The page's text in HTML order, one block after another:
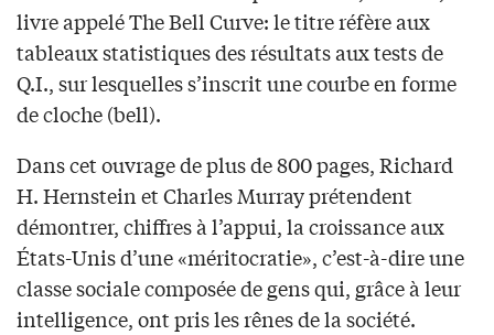
livre appelé The Bell Curve: le titre réfère aux
tableaux statistiques des résultats aux tests de
Q.I., sur lesquelles s’inscrit une courbe en forme
de cloche (bell).
Dans cet ouvrage de plus de 800 pages, Richard
H. Hernstein et Charles Murray prétendent
démontrer, chiffres à l’appui, la croissance aux
États-Unis d’une «méritocratie», c’est-à-dire une
classe sociale composée de gens qui, grâce à leur
intelligence, ont pris les rênes de la société.